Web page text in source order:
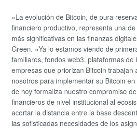
«La evolución de Bitcoin, de pura
financiero productivo, representa una
más significativas en las finanzas
Green. «Ya lo estamos viendo de
familiares, fondos web3, plataformas de
empresas que priorizan Bitcoin trabajan
nosotros para implementar su Bitcoin
de hoy formaliza nuestro compromiso
financieros de nivel institucional al
acortar la distancia entre la base
las sofisticadas necesidades de los